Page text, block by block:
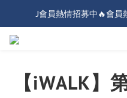
J會員熱情招募中🔥會
【iWALK】